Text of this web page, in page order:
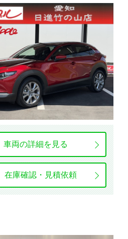
シート関連
フルフラットシート
本革シート
シートエアコン
車両の詳細を見る
在庫確認・見積依頼